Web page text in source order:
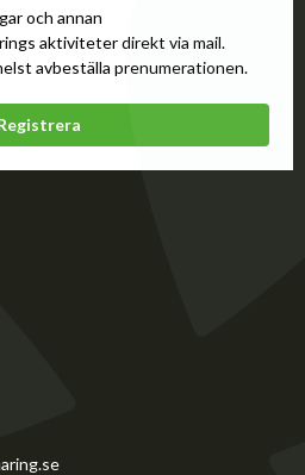
och annan
aktiviteter direkt via mail.
avbeställa prenumerationen.